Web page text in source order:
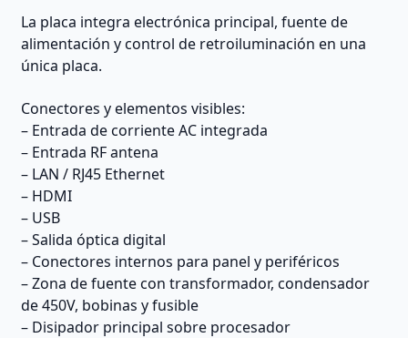
La placa integra electrónica principal, fuente de
alimentación y control de retroiluminación en una
única placa.
Conectores y elementos visibles:
– Entrada de corriente AC integrada
– Entrada RF antena
– LAN / RJ45 Ethernet
– HDMI
– USB
– Salida óptica digital
– Conectores internos para panel y periféricos
– Zona de fuente con transformador, condensador
de 450V, bobinas y fusible
– Disipador principal sobre procesador